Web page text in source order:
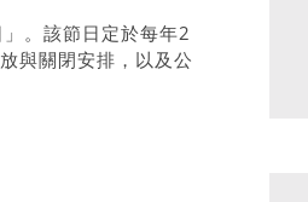
。該節日定於每年2
與關閉安排，以及公